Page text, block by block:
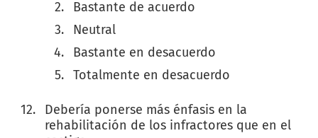
Bastante de acuerdo
Neutral
Bastante en desacuerdo
Totalmente en desacuerdo
Debería ponerse más énfasis en la
rehabilitación de los infractores que en el